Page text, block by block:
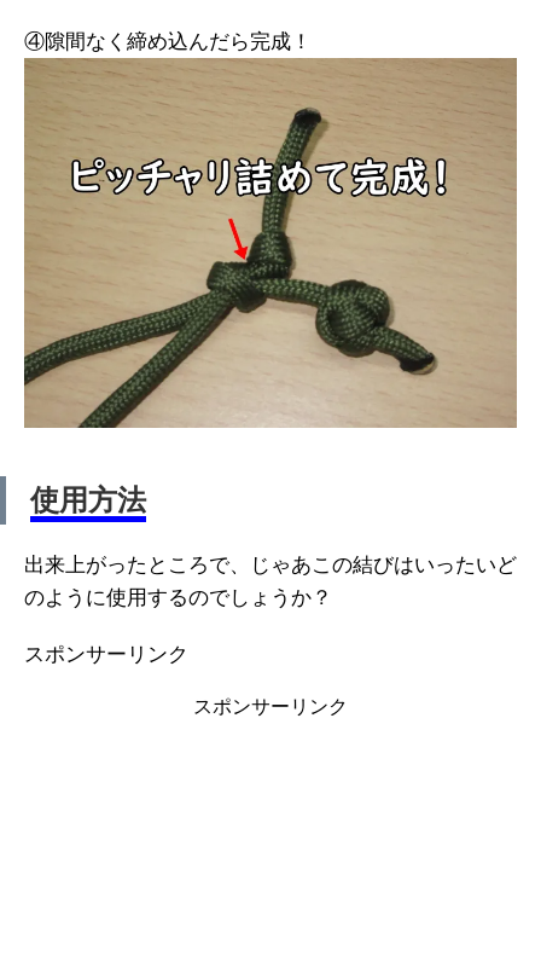
④隙間なく締め込んだら完成！
使用方法
出来上がったところで、じゃあこの結びはいったいど
のように使用するのでしょうか？
スポンサーリンク
スポンサーリンク